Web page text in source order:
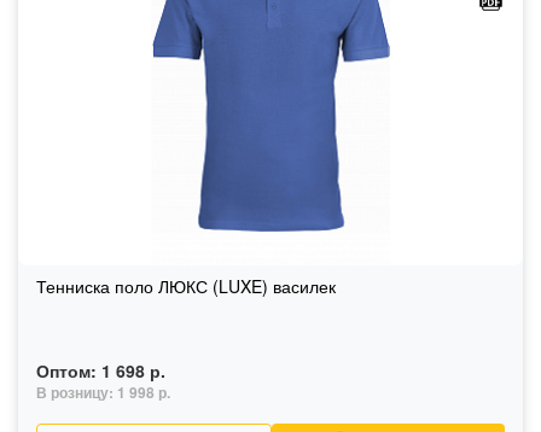
Тенниска поло ЛЮКС (LUXE) василек
Оптом: 1 698 р.
В розницу: 1 998 р.